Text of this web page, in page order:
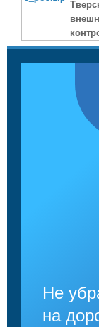
Не
на